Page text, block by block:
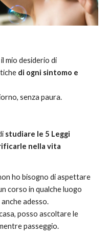
mio desiderio di
di ogni sintomo e
senza paura.
studiare le 5 Leggi
nella vita
ho bisogno di aspettare
corso in qualche luogo
adesso.
posso ascoltare le
passeggio.